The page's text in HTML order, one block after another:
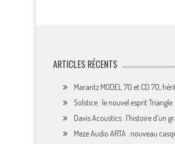
ARTICLES RÉCENTS
Marantz MODEL 70 et CD 70,
Solstice : le nouvel esprit Triangle
Davis Acoustics : l’histoire d’un
Meze Audio ARTA : nouveau